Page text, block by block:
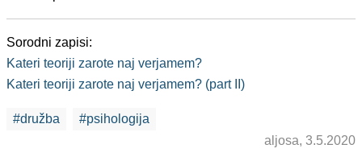
Sorodni zapisi:
Kateri teoriji zarote naj verjamem?
Kateri teoriji zarote naj verjamem? (part II)
#družba
#psihologija
aljosa, 3.5.2020